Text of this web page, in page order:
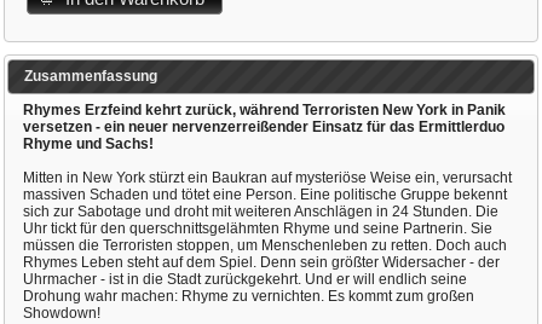
Zusammenfassung
Rhymes Erzfeind kehrt zurück, während Terroristen New York in Panik
versetzen - ein neuer nervenzerreißender Einsatz für das Ermittlerduo
Rhyme und Sachs!
Mitten in New York stürzt ein Baukran auf mysteriöse Weise ein, verursacht
massiven Schaden und tötet eine Person. Eine politische Gruppe bekennt
sich zur Sabotage und droht mit weiteren Anschlägen in 24 Stunden. Die
Uhr tickt für den querschnittsgelähmten Rhyme und seine Partnerin. Sie
müssen die Terroristen stoppen, um Menschenleben zu retten. Doch auch
Rhymes Leben steht auf dem Spiel. Denn sein größter Widersacher - der
Uhrmacher - ist in die Stadt zurückgekehrt. Und er will endlich seine
Drohung wahr machen: Rhyme zu vernichten. Es kommt zum großen
Showdown!